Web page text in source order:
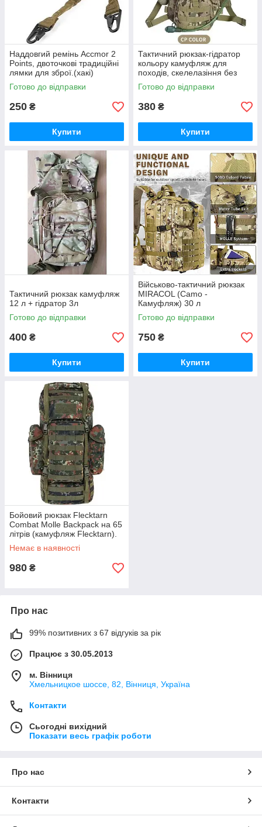
Наддовгий ремінь Accmor 2
Points, двоточкові традиційні
лямки для зброї.(хакі)
Готово до відправки
250 ₴
Купити
Тактичний рюкзак-гідратор
кольору камуфляж для
походів, скелелазіння без
гідратора.
Готово до відправки
380 ₴
Купити
Тактичний рюкзак камуфляж
12 л + гідратор 3л
Готово до відправки
400 ₴
Купити
Військово-тактичний рюкзак
MIRACOL (Camo -
Камуфляж) 30 л
Готово до відправки
750 ₴
Купити
Бойовий рюкзак Flecktarn
Combat Molle Backpack на 65
літрів (камуфляж Flecktarn).
Немає в наявності
980 ₴
Про нас
99% позитивних з 67 відгуків за рік
Працює з 30.05.2013
м. Вінниця
Хмельницкое шоссе, 82, Вінниця, Україна
Контакти
Сьогодні вихідний
Показати весь графік роботи
Про нас
Контакти